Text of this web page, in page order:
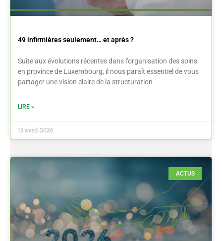
49 infirmières seulement… et après ?
Suite aux évolutions récentes dans l’organisation des soins
en province de Luxembourg, il nous paraît essentiel de vous
partager une vision claire de la structuration
LIRE »
15 avril 2026
ACTUS